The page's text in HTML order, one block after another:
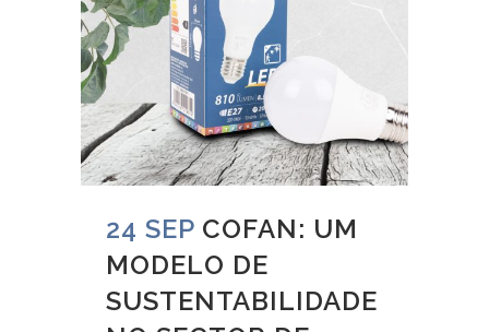
24 SEP COFAN: UM
MODELO DE
SUSTENTABILIDADE